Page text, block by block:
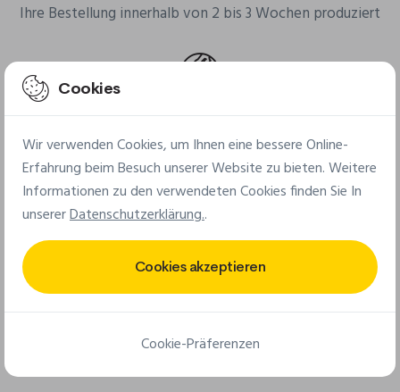
Ihre Bestellung innerhalb von 2 bis 3 Wochen produziert
Weltweite Lieferung
Seit 2005 liefern wir Ihre Aufnäher weltweit
Kleine Mindestmengen
Ab 25 Stück für Stoffaufnäher & ab 50 Stück für PVC-
Aufnäher
Cookies
Wir verwenden Cookies, um Ihnen eine bessere Online-
Erfahrung beim Besuch unserer Website zu bieten. Weitere
Informationen zu den verwendeten Cookies finden Sie In
unsererDatenschutzerklärung..
Cookies akzeptieren
Cookie-Präferenzen